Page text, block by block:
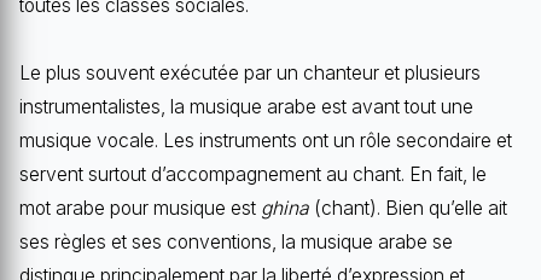
toutes les classes sociales.
Le plus souvent exécutée par un chanteur et plusieurs
instrumentalistes, la musique arabe est avant tout une
musique vocale. Les instruments ont un rôle secondaire et
servent surtout d’accompagnement au chant. En fait, le
mot arabe pour musique est ghina (chant). Bien qu’elle ait
ses règles et ses conventions, la musique arabe se